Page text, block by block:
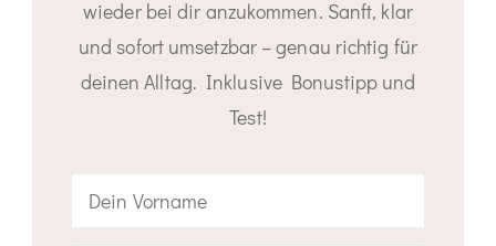
wieder bei dir anzukommen. Sanft, klar
und sofort umsetzbar – genau richtig für
deinen Alltag. Inklusive Bonustipp und
Test!